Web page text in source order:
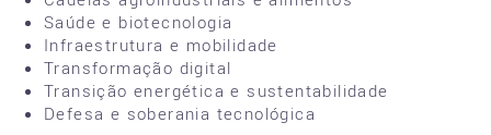
Saúde e biotecnologia
Infraestrutura e mobilidade
Transformação digital
Transição energética e sustentabilidade
Defesa e soberania tecnológica